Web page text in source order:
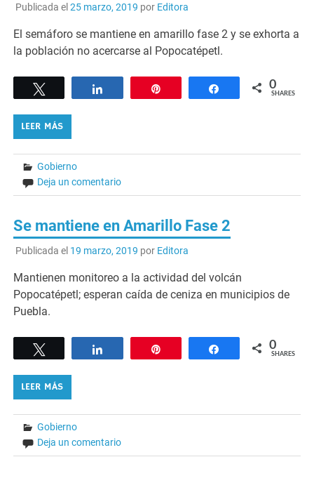
Publicada el25 marzo, 2019 por Editora
El semáforo se mantiene en amarillo fase 2 y se exhorta a
la población no acercarse al Popocatépetl.
Share 0
SHARES
LEER MÁS
Gobierno
Deja un comentario
Se mantiene en Amarillo Fase 2
Publicada el 19 marzo, 2019 por Editora
Mantienen monitoreo a la actividad del volcán
Popocatépetl; esperan caída de ceniza en municipios de
Puebla.
Share 0
SHARES
LEER MÁS
Gobierno
Deja un comentario